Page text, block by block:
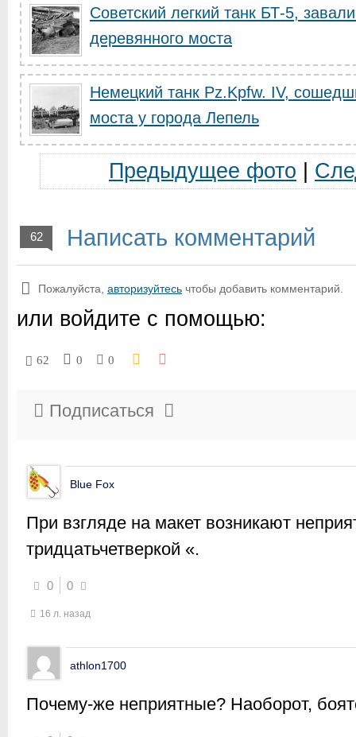
Советский легкий танк БТ-5,
деревянного моста
Немецкий танк Pz.Kpfw. IV,
моста у города Лепель
Предыдущее фото
62 Написать комментарий
Пожалуйста, авторизуйтесь чтобы добавить комментарий.
или войдите с помощью:
62 0 0
Подписаться
Blue Fox
При взгляде на макет возникают
тридцатьчетверкой «.
0 0
16 л. назад
athlon1700
Почему-же неприятные? Наоборот,